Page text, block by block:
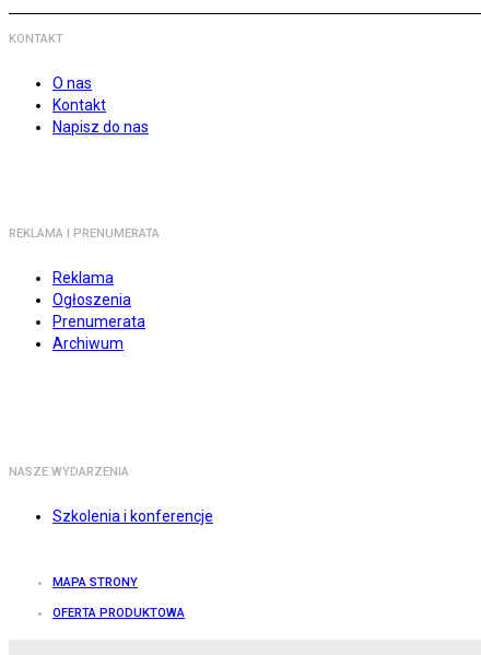
KONTAKT
O nas
Kontakt
Napisz do nas
REKLAMA I PRENUMERATA
Reklama
Ogłoszenia
Prenumerata
Archiwum
NASZE WYDARZENIA
Szkolenia i konferencje
MAPA STRONY
OFERTA PRODUKTOWA